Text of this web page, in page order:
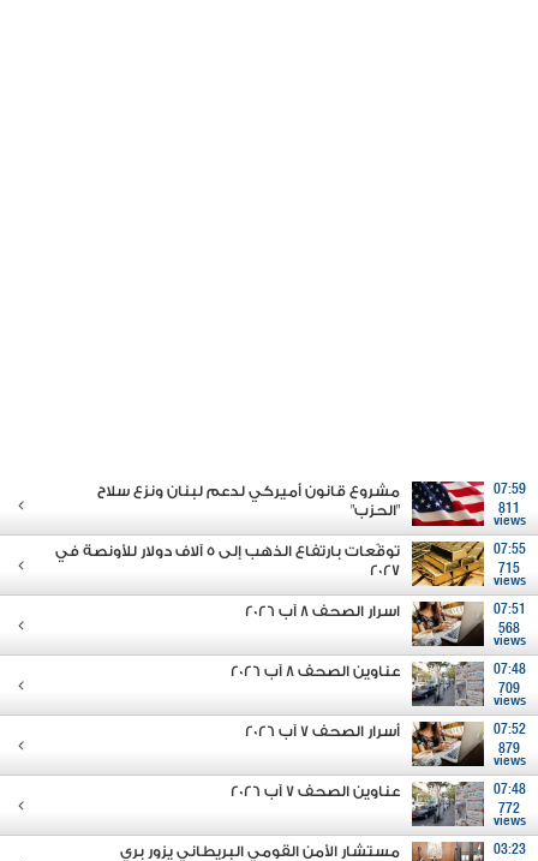
07:59
811
views
مشروع قانون أميركي لدعم لبنان ونزع سلاح
"الحزب"
07:55
715
views
توقّعات بارتفاع الذهب إلى 5 آلاف دولار للأونصة في
2027
07:51
568
views
اسرار الصحف 8 آب 2026
07:48
709
views
عناوين الصحف 8 آب 2026
07:52
879
views
أسرار الصحف 7 آب 2026
07:48
772
views
عناوين الصحف 7 آب 2026
03:23
مستشار الأمن القومي البريطاني يزور بري